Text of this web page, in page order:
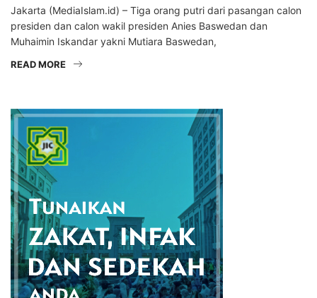
Jakarta (MediaIslam.id) – Tiga orang putri dari pasangan calon
presiden dan calon wakil presiden Anies Baswedan dan
Muhaimin Iskandar yakni Mutiara Baswedan,
READ MORE